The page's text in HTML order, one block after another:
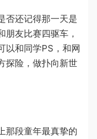
否还记得那一天是
朋友比赛四驱车，
以和同学PS，和网
探险，做扑向新世
那段童年最真挚的